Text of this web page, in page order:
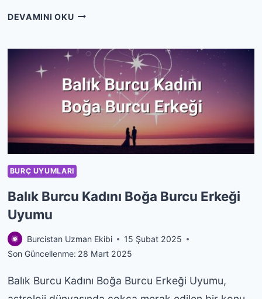
DEVAMINI OKUBALIK
İKIZLER
BURCU
ERKEĞI
UYUMU
BURÇ UYUMLARI
Balık Burcu Kadını Boğa Burcu Erkeği
Uyumu
Burcistan Uzman Ekibi
15 Şubat 2025
Son Güncellenme: 28 Mart 2025
Balık Burcu Kadını Boğa Burcu Erkeği Uyumu,